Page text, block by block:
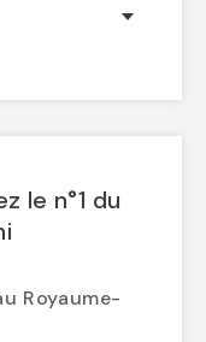
le n°1 du
Royaume-